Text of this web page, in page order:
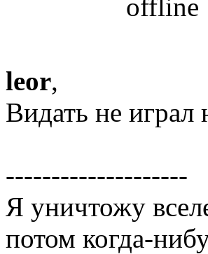
leor,
Видать не играл
--------------------
Я уничтожу
потом когда-